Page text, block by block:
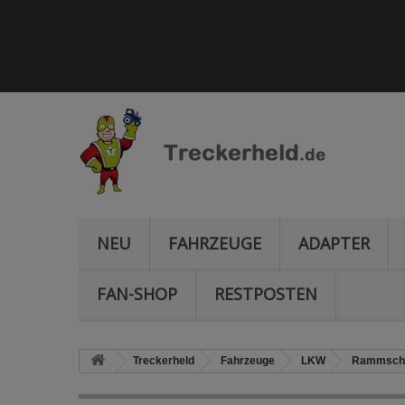
NEU FAHRZEUGE ADAPTER
FAN-SHOP RESTPOSTEN
Treckerheld Fahrzeuge LKW